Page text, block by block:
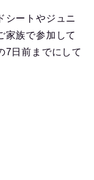
シートやジュニ
家族で参加して
7日前までにして